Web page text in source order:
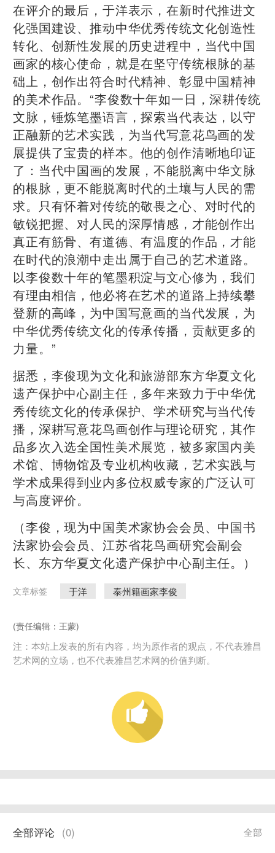
在评介的最后，于洋表示，在新时代推进文
化强国建设、推动中华优秀传统文化创造性
转化、创新性发展的历史进程中，当代中国
画家的核心使命，就是在坚守传统根脉的基
础上，创作出符合时代精神、彰显中国精神
的美术作品。“李俊数十年如一日，深耕传统
文脉，锤炼笔墨语言，探索当代表达，以守
正融新的艺术实践，为当代写意花鸟画的发
展提供了宝贵的样本。他的创作清晰地印证
了：当代中国画的发展，不能脱离中华文脉
的根脉，更不能脱离时代的土壤与人民的需
求。只有怀着对传统的敬畏之心、对时代的
敏锐把握、对人民的深厚情感，才能创作出
真正有筋骨、有道德、有温度的作品，才能
在时代的浪潮中走出属于自己的艺术道路。
以李俊数十年的笔墨积淀与文心修为，我们
有理由相信，他必将在艺术的道路上持续攀
登新的高峰，为中国写意画的当代发展，为
中华优秀传统文化的传承传播，贡献更多的
力量。”
据悉，李俊现为文化和旅游部东方华夏文化
遗产保护中心副主任，多年来致力于中华优
秀传统文化的传承保护、学术研究与当代传
播，深耕写意花鸟画创作与理论研究，其作
品多次入选全国性美术展览，被多家国内美
术馆、博物馆及专业机构收藏，艺术实践与
学术成果得到业内多位权威专家的广泛认可
与高度评价。
（李俊，现为中国美术家协会会员、中国书
法家协会会员、江苏省花鸟画研究会副会
长、东方华夏文化遗产保护中心副主任。）
文章标签 于洋 泰州籍画家李俊
(责任编辑：王蒙)
注：本站上发表的所有内容，均为原作者的观点，不代表雅昌
艺术网的立场，也不代表雅昌艺术网的价值判断。
全部
全部评论 (0)